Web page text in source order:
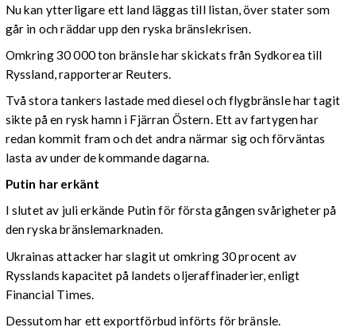
Nu kan ytterligare ett land läggas till listan, över stater som
går in och räddar upp den ryska bränslekrisen.
Omkring 30 000 ton bränsle har skickats från Sydkorea till
Ryssland, rapporterar Reuters.
Två stora tankers lastade med diesel och flygbränsle har tagit
sikte på en rysk hamn i Fjärran Östern. Ett av fartygen har
redan kommit fram och det andra närmar sig och förväntas
lasta av under de kommande dagarna.
Putin har erkänt
I slutet av juli erkände Putin för första gången svårigheter på
den ryska bränslemarknaden.
Ukrainas attacker har slagit ut omkring 30 procent av
Rysslands kapacitet på landets oljeraffinaderier, enligt
Financial Times.
Dessutom har ett exportförbud införts för bränsle.